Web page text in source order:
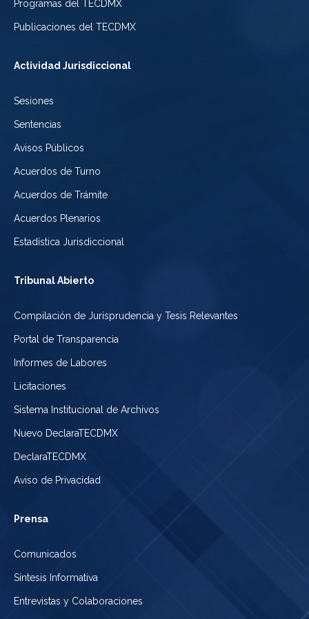
Programas del TECDMX
Publicaciones del TECDMX
Actividad Jurisdiccional
Sesiones
Sentencias
Avisos Públicos
Acuerdos de Turno
Acuerdos de Trámite
Acuerdos Plenarios
Estadística Jurisdiccional
Tribunal Abierto
Compilación de Jurisprudencia y Tesis Relevantes
Portal de Transparencia
Informes de Labores
Licitaciones
Sistema Institucional de Archivos
Nuevo DeclaraTECDMX
DeclaraTECDMX
Aviso de Privacidad
Prensa
Comunicados
Síntesis Informativa
Entrevistas y Colaboraciones